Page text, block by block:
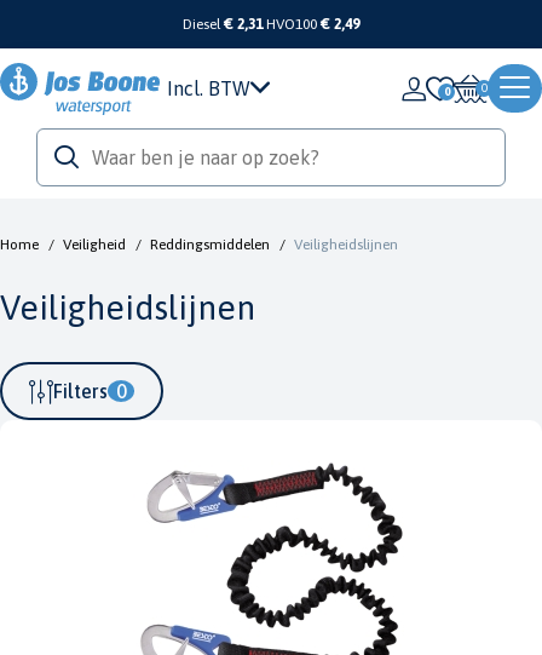
Diesel€ 2,31 HVO100 € 2,49
Incl. BTW 0
Home / Veiligheid / Reddingsmiddelen / Veiligheidslijnen
Veiligheidslijnen
Filters 0